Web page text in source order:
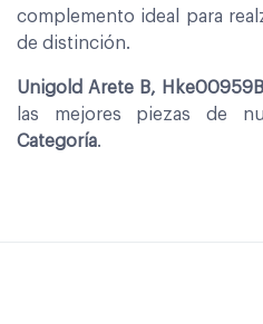
complemento ideal para
de distinción.
Unigold Arete B,
las mejores piezas de
Categoría.